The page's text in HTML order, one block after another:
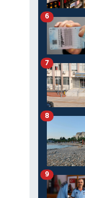
6
7
8
9